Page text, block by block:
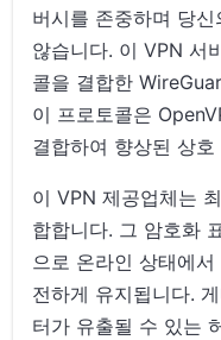
버시를 존중하며 당
않습니다. 이 VPN 서
콜을 결합한
이 프로토콜은
결합하여 향상된 상
이 VPN 제공업체는
합합니다. 그 암호화
으로 온라인 상태에
전하게 유지됩니다.
터가 유출될 수 있는